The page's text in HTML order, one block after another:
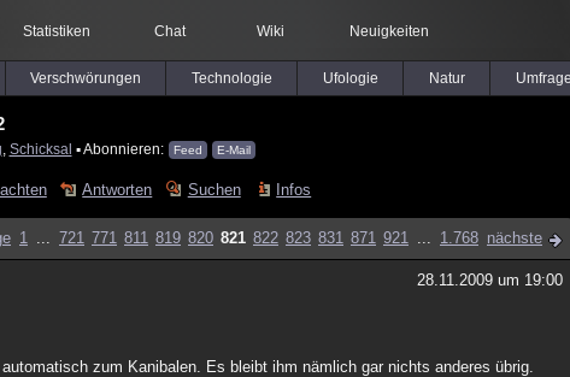
Statistiken Chat Wiki Neuigkeiten
Verschwörungen Technologie Ufologie Natur
Schicksal ▪ Abonnieren: Feed E-Mail
Antworten Suchen Infos
1 ... 721 771 811 819 820 821 822 823 831 871 921 ... 1.768 nächste
28.11.2009 um 19:00
zum Kanibalen. Es bleibt ihm nämlich gar nichts anderes übrig.